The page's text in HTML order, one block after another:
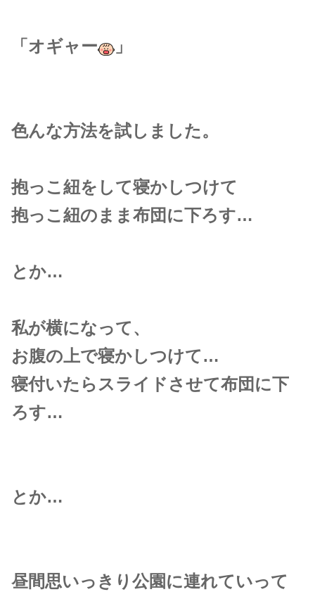
「オギャー 」
色んな方法を試しました。
抱っこ紐をして寝かしつけて
抱っこ紐のまま布団に下ろす…
とか…
私が横になって、
お腹の上で寝かしつけて…
寝付いたらスライドさせて布団に下
ろす…
とか…
昼間思いっきり公園に連れていって